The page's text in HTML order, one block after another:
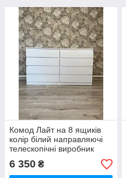
Комод Лайт на 8 ящиків
колір білий направляючі
телескопічні виробник
асмеблі
6 350 ₴